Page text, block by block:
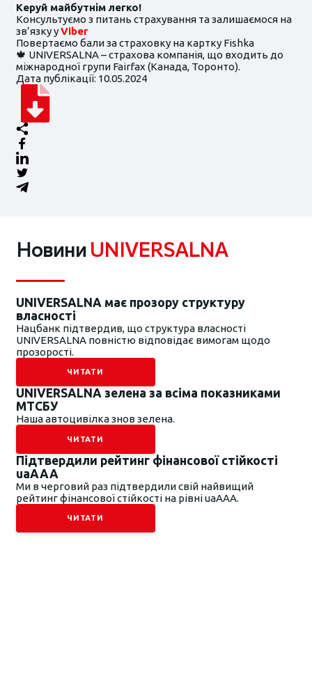
Керуй майбутнім легко!
Консультуємо з питань страхування та залишаємося на
зв’язку уViber
Повертаємо бали за страховку на картку Fishka
🍁 UNIVERSALNA – страхова компанія, що входить до
міжнародної групи Fairfax (Канада, Торонто).
Дата публікації: 10.05.2024
Новини UNIVERSALNA
UNIVERSALNA має прозору структуру
власності
Нацбанк підтвердив, що структура власності
UNIVERSALNA повністю відповідає вимогам щодо
прозорості.
ЧИТАТИ
UNIVERSALNA зелена за всіма показниками
МТСБУ
Наша автоцивілка знов зелена.
ЧИТАТИ
Підтвердили рейтинг фінансової стійкості
uaAAA
Ми в черговий раз підтвердили свій найвищий
рейтинг фінансової стійкості на рівні uaААА.
ЧИТАТИ